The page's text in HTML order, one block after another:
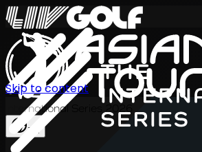
International Series 2026
ZH
Skip to content